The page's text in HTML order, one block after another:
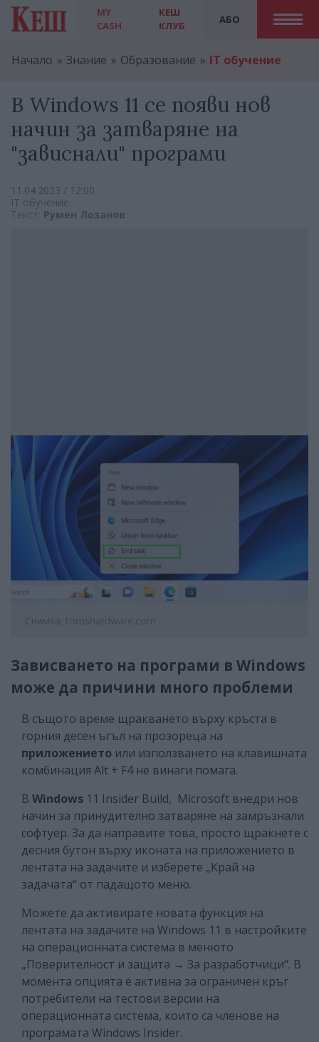
MY
CASH
АБО
КЕШ
КЛУБ
Начало Знание Образование IT обучение
В Windows 11 се появи нов
начин за затваряне на
"зависнали" програми
11.04.2023 / 12:00
IT обучение
Текст: Румен Лозанов
Снимка: tomshardware.com
Зависването на програми в Windows
може да причини много проблеми
В същото време щракването върху кръста в
горния десен ъгъл на прозореца на
приложението или използването на клавишната
комбинация Alt + F4 не винаги помага.
В Windows 11 Insider Build, Microsoft внедри нов
начин за принудително затваряне на замръзнали
софтуер. За да направите това, просто щракнете с
десния бутон върху иконата на приложението в
лентата на задачите и изберете „Край на
задачата“ от падащото меню.
Можете да активирате новата функция на
лентата на задачите на Windows 11 в настройките
на операционната система в менюто
„Поверителност и защита → За разработчици“. В
момента опцията е активна за ограничен кръг
потребители на тестови версии на
операционната система, които са членове на
програмата Windows Insider.